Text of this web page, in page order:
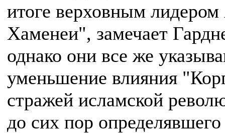
итоге верховным
Хаменеи", замечает
однако они все же
уменьшение влияния
стражей исламской
до сих пор определявшего